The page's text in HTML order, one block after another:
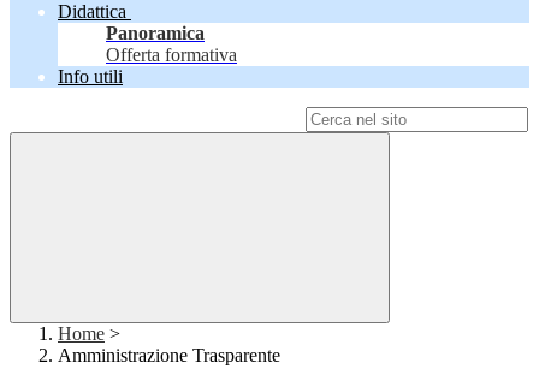
Didattica
Panoramica
Offerta formativa
Info utili
Home >
Amministrazione Trasparente